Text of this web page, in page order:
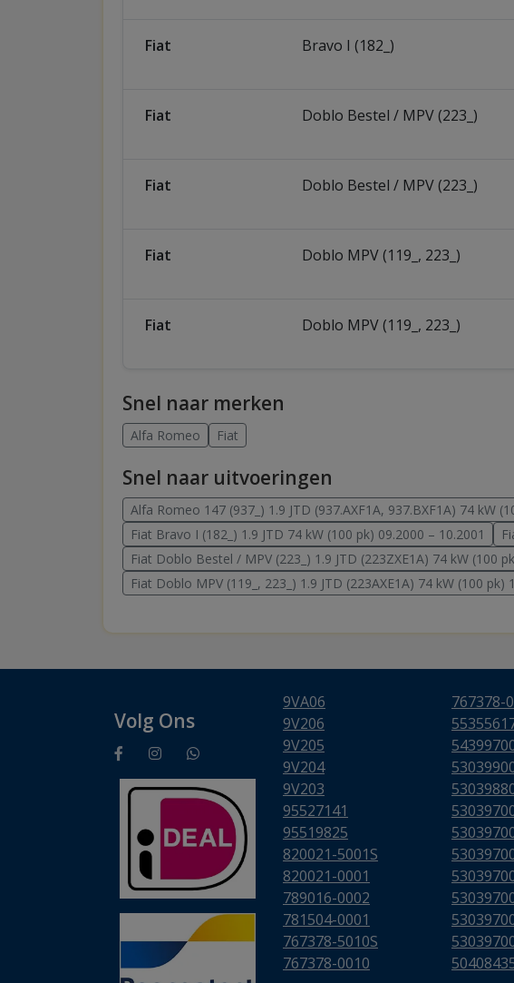
Fiat Bravo I (182_)
Fiat Doblo Bestel / MPV (223_)
Fiat Doblo Bestel / MPV (223_)
Fiat Doblo MPV (119_, 223_)
Fiat Doblo MPV (119_, 223_)
Snel naar merken
Alfa Romeo Fiat
Snel naar uitvoeringen
Alfa Romeo 147 (937_) 1.9 JTD (937.AXF1A, 937.BXF1A) 74 kW
Fiat Bravo I (182_) 1.9 JTD 74 kW (100 pk) 09.2000 – 10.2001
Fiat Doblo Bestel / MPV (223_) 1.9 JTD (223ZXE1A) 74 kW (100
Fiat Doblo MPV (119_, 223_) 1.9 JTD (223AXE1A) 74 kW (100 pk)
Volg Ons
9VA06
9V206
9V205
9V204
9V203
95527141
95519825
820021-5001S
820021-0001
789016-0002
781504-0001
767378-5010S
767378-0010
767378-